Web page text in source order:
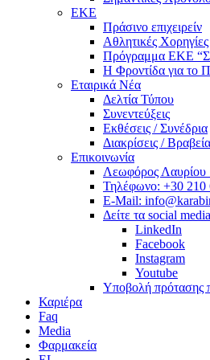
ΕΚΕ
Πράσινο επιχειρείν
Αθλητικές Χορηγίες
Πρόγραμμα ΕΚΕ
Η Φροντίδα για το
Εταιρικά Νέα
Δελτία Τύπου
Συνεντεύξεις
Εκθέσεις / Συνέδρια
Διακρίσεις / Βραβεία
Επικοινωνία
Λεωφόρος Λαυρίου
Τηλέφωνο: +30 210
E-Mail:
Δείτε τα social
LinkedIn
Facebook
Instagram
Youtube
Υποβολή πρότασης
Καριέρα
Faq
Media
Φαρμακεία